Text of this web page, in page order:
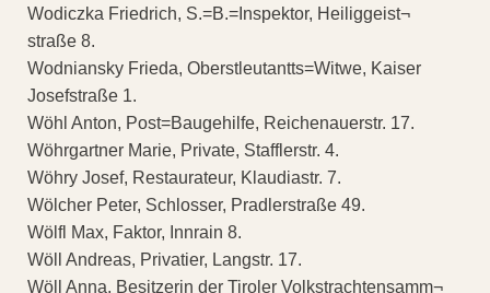
Wodiczka Friedrich, S.=B.=Inspektor, Heiliggeist¬
straße 8.
Wodniansky Frieda, Oberstleutantts=Witwe, Kaiser
Josefstraße 1.
Wöhl Anton, Post=Baugehilfe, Reichenauerstr. 17.
Wöhrgartner Marie, Private, Stafflerstr. 4.
Wöhry Josef, Restaurateur, Klaudiastr. 7.
Wölcher Peter, Schlosser, Pradlerstraße 49.
Wölfl Max, Faktor, Innrain 8.
Wöll Andreas, Privatier, Langstr. 17.
Wöll Anna, Besitzerin der Tiroler Volkstrachtensamm¬